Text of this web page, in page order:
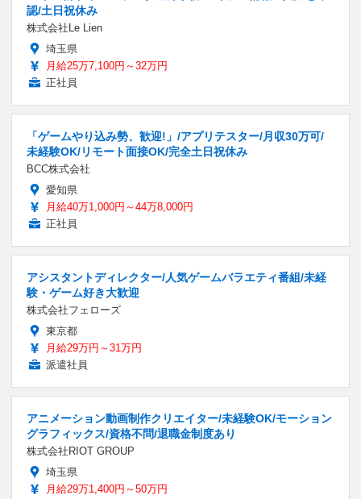
認/土日祝休み
株式会社Le Lien
埼玉県
月給25万7,100円～32万円
正社員
「ゲームやり込み勢、歓迎!」/アプリテスター/月収30万可/
未経験OK/リモート面接OK/完全土日祝休み
BCC株式会社
愛知県
月給40万1,000円～44万8,000円
正社員
アシスタントディレクター/人気ゲームバラエティ番組/未経
験・ゲーム好き大歓迎
株式会社フェローズ
東京都
月給29万円～31万円
派遣社員
アニメーション動画制作クリエイター/未経験OK/モーション
グラフィックス/資格不問/退職金制度あり
株式会社RIOT GROUP
埼玉県
月給29万1,400円～50万円